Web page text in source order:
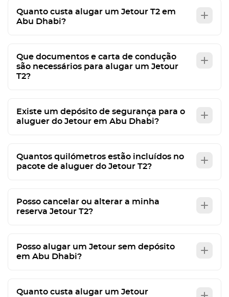
Quanto custa alugar um Jetour T2 em
Abu Dhabi?
Que documentos e carta de condução
são necessários para alugar um Jetour
T2?
Existe um depósito de segurança para o
aluguer do Jetour em Abu Dhabi?
Quantos quilómetros estão incluídos no
pacote de aluguer do Jetour T2?
Posso cancelar ou alterar a minha
reserva Jetour T2?
Posso alugar um Jetour sem depósito
em Abu Dhabi?
Quanto custa alugar um Jetour